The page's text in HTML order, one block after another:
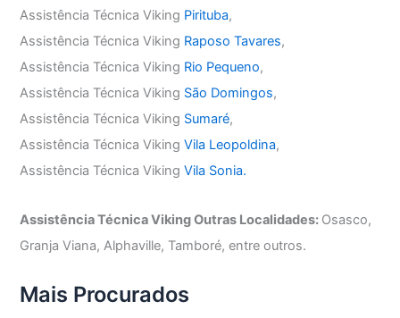
Assistência Técnica Viking Pirituba,
Assistência Técnica Viking Raposo Tavares,
Assistência Técnica Viking Rio Pequeno,
Assistência Técnica Viking São Domingos,
Assistência Técnica Viking Sumaré,
Assistência Técnica VikingVila Leopoldina,
Assistência Técnica VikingVila Sonia.
Assistência Técnica Viking Outras Localidades: Osasco,
Granja Viana, Alphaville, Tamboré, entre outros.
Mais Procurados